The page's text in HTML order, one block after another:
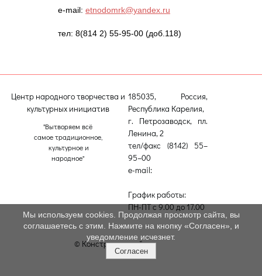
e-mail: etnodomrk@yandex.ru
тел: 8(814 2) 55-95-00 (доб.118)
Центр народного творчества и
культурных инициатив
"Вытворяем всё
самое традиционное,
культурное и
народное"
185035, Россия,
Республика Карелия,
г. Петрозаводск, пл.
Ленина, 2
тел/факс (8142) 55–
95–00
e-mail:
График работы:
ПН-ПТ с 9.00 до 17.00
© Конструктор сайтов
Мы используем cookies. Продолжая просмотр сайта, вы
соглашаетесь с этим. Нажмите на кнопку «Согласен», и
уведомление исчезнет.
Согласен